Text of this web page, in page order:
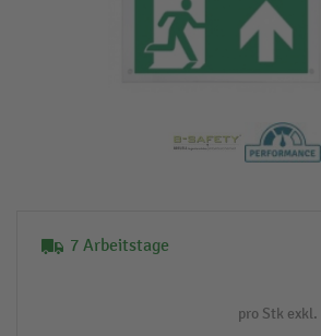
7 Arbeitstage
pro Stk